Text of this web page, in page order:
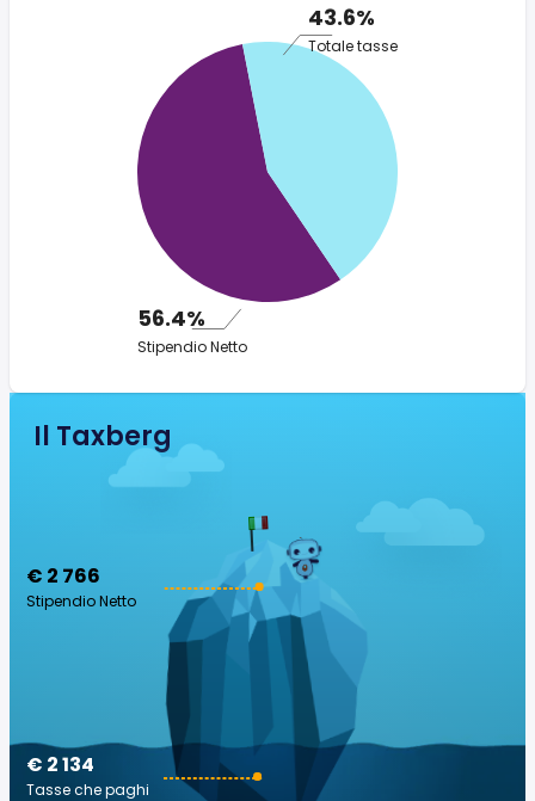
43.6%
Totale tasse
56.4%
Stipendio Netto
Il Taxberg
€ 2 766
Stipendio Netto
€ 2 134
Tasse che paghi